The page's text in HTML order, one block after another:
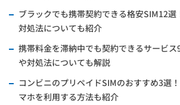
ブラックでも携帯契約できる格安SIM12選
対処法についても紹介
携帯料金を滞納中でも契約できるサービ
や対処法についても解説
コンビニのプリペイドSIMのおすすめ3選
マホを利用する方法も紹介